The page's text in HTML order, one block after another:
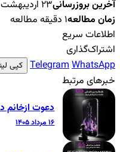
آخرین بروزرسانی۲۳ اردیبهشت ۱۴۰۳
زمان مطالعه۱ دقیقه مطالعه
اطلاعات سریع
اشتراک‌گذاری
TelegramWhatsApp کپی
خبرهای مرتبط
دعوت ازخانم دکتر صابری -اکسیدا ۲۰۲۶-
۱۶ مرداد ۱۴۰۵